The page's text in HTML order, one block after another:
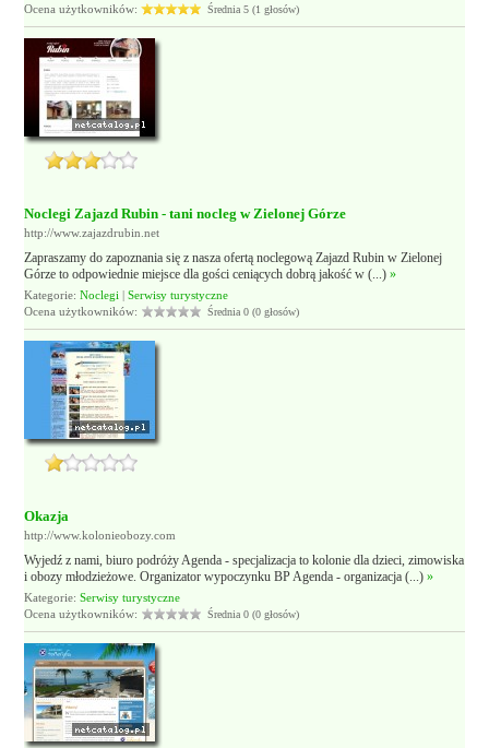
Ocena użytkowników:
Średnia 5 (1 głosów)
Noclegi Zajazd Rubin - tani nocleg w Zielonej Górze
http://www.zajazdrubin.net
Zapraszamy do zapoznania się z nasza ofertą noclegową Zajazd Rubin w Zielonej
Górze to odpowiednie miejsce dla gości ceniących dobrą jakość w (...)»
Kategorie:Noclegi |Serwisy turystyczne
Ocena użytkowników:
Średnia 0 (0 głosów)
Okazja
http://www.kolonieobozy.com
Wyjedź z nami, biuro podróży Agenda - specjalizacja to kolonie dla dzieci, zimowiska
i obozy młodzieżowe. Organizator wypoczynku BP Agenda - organizacja (...)»
Kategorie:Serwisy turystyczne
Ocena użytkowników:
Średnia 0 (0 głosów)